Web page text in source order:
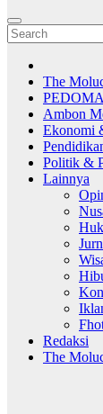
The
Ambon
Ekonomi
Politik &
Lainnya
Redaksi
The